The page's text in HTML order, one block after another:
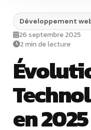
Développement
26 septembre 2025
2 min de lecture
en